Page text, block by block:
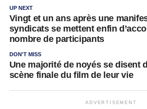
UP NEXT
Vingt et un ans après une
syndicats se mettent enfin
nombre de participants
DON'T MISS
Une majorité de noyés se disent
scène finale du film de leur vie
ADVERTISEMENT